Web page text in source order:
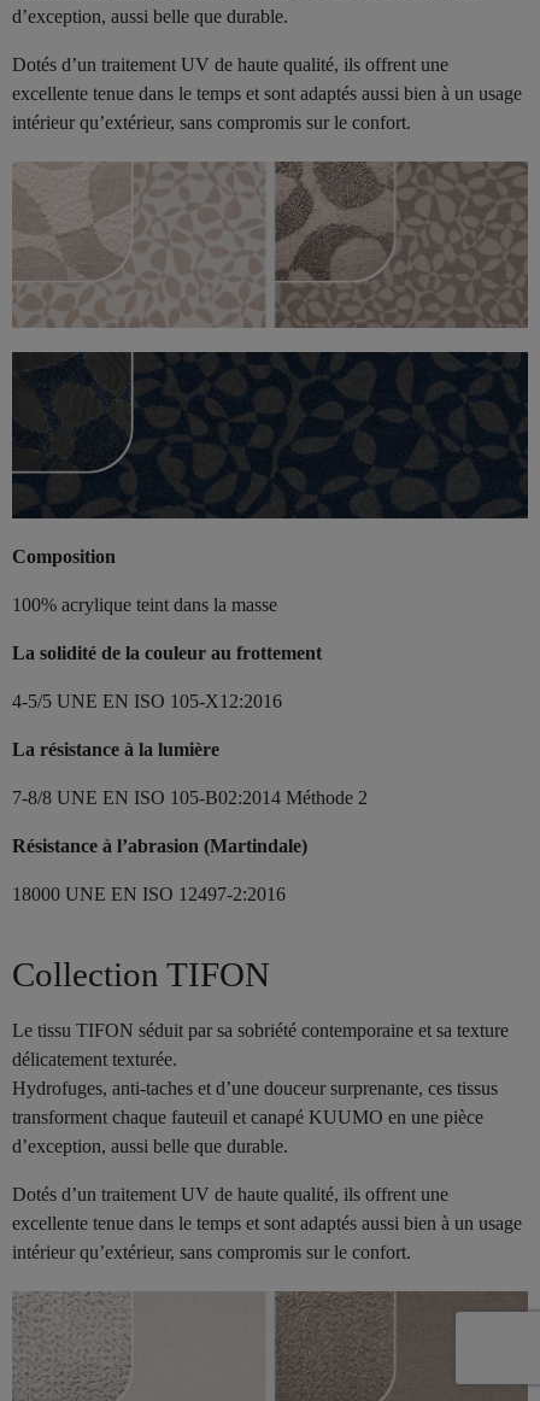
d’exception, aussi belle que durable.
Dotés d’un traitement UV de haute qualité, ils offrent une
excellente tenue dans le temps et sont adaptés aussi bien à un usage
intérieur qu’extérieur, sans compromis sur le confort.
Composition
100% acrylique teint dans la masse
La solidité de la couleur au frottement
4-5/5 UNE EN ISO 105-X12:2016
La résistance à la lumière
7-8/8 UNE EN ISO 105-B02:2014 Méthode 2
Résistance à l’abrasion (Martindale)
18000 UNE EN ISO 12497-2:2016
Collection TIFON
Le tissu TIFON séduit par sa sobriété contemporaine et sa texture
délicatement texturée.
Hydrofuges, anti-taches et d’une douceur surprenante, ces tissus
transforment chaque fauteuil et canapé KUUMO en une pièce
d’exception, aussi belle que durable.
Dotés d’un traitement UV de haute qualité, ils offrent une
excellente tenue dans le temps et sont adaptés aussi bien à un usage
intérieur qu’extérieur, sans compromis sur le confort.